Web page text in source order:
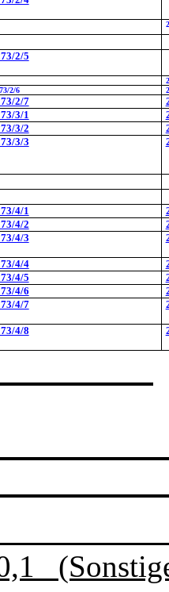
2/5
2/6
2/7
3/1
3/2
3/3
4/1
4/2
4/3
4/4
4/5
4/6
4/7
4/8